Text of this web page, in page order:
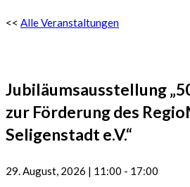
<< Alle Veranstaltungen
Jubiläumsausstellung
zur Förderung des
Seligenstadt e.V.“
29. August, 2026 | 11:00 - 17:00